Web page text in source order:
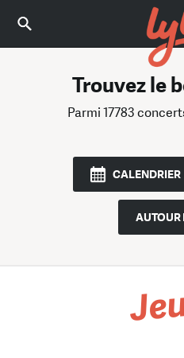
Trouvez le
Parmi 17783
CALENDRIER
AUTOUR